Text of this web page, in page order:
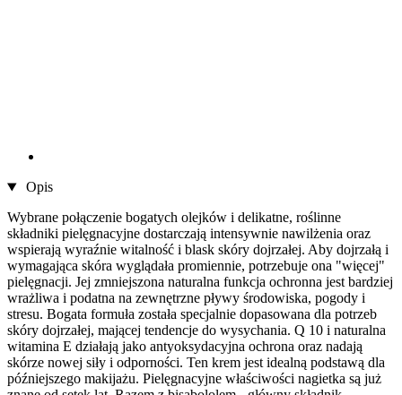
Opis
Wybrane połączenie bogatych olejków i delikatne, roślinne
składniki pielęgnacyjne dostarczają intensywnie nawilżenia oraz
wspierają wyraźnie witalność i blask skóry dojrzałej. Aby dojrzałą i
wymagająca skóra wyglądała promiennie, potrzebuje ona "więcej"
pielęgnacji. Jej zmniejszona naturalna funkcja ochronna jest bardziej
wrażliwa i podatna na zewnętrzne pływy środowiska, pogody i
stresu. Bogata formuła została specjalnie dopasowana dla potrzeb
skóry dojrzałej, mającej tendencje do wysychania. Q 10 i naturalna
witamina E działają jako antyoksydacyjna ochrona oraz nadają
skórze nowej siły i odporności. Ten krem jest idealną podstawą dla
późniejszego makijażu. Pielęgnacyjne właściwości nagietka są już